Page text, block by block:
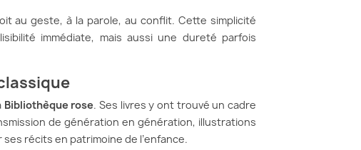
au geste, à la parole, au conflit. Cette simplicité
immédiate, mais aussi une dureté parfois
Bibliothèque rose. Ses livres y ont trouvé un cadre
de génération en génération, illustrations
récits en patrimoine de l’enfance.